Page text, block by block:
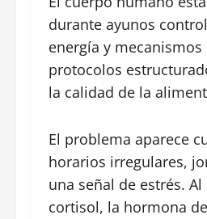
durante ayunos
energía y
protocolos
la calidad de la
El problema aparece
horarios irregulares,
una señal de estrés.
cortisol, la hormona